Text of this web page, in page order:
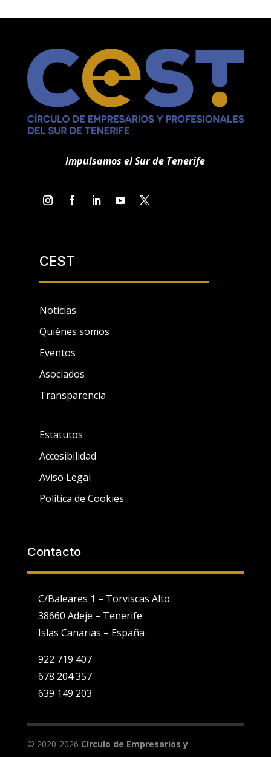
Impulsamos el Sur de Tenerife
CEST
Noticias
Quiénes somos
Eventos
Asociados
Transparencia
Estatutos
Accesibilidad
Aviso Legal
Política de Cookies
Contacto
C/Baleares 1 – Torviscas Alto
38660 Adeje – Tenerife
Islas Canarias – España
922 719 407
678 204 357
639 149 203
© 2020-2026 Círculo de Empresarios y
elaborado a partir de tus hábitos de navegación (por ejemplo,
rechazar la utilización de cookies indicándolo en el siguiente